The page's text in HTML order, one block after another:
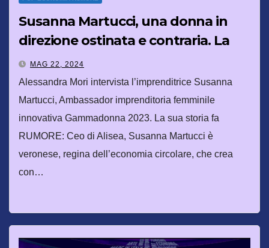
Susanna Martucci, una donna in
direzione ostinata e contraria. La
storia che fa RUMORE
MAG 22, 2024
Alessandra Mori intervista l’imprenditrice Susanna
Martucci, Ambassador imprenditoria femminile
innovativa Gammadonna 2023. La sua storia fa
RUMORE: Ceo di Alisea, Susanna Martucci è
veronese, regina dell’economia circolare, che crea
con…